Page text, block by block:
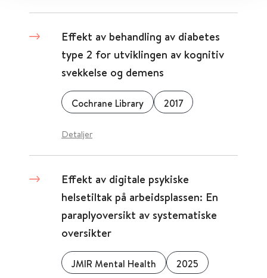
Effekt av behandling av diabetes
type 2 for utviklingen av kognitiv
svekkelse og demens
Cochrane Library 2017
Detaljer
Effekt av digitale psykiske
helsetiltak på arbeidsplassen: En
paraplyoversikt av systematiske
oversikter
JMIR Mental Health 2025